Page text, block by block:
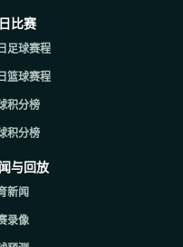
比赛
足球赛程
篮球赛程
积分榜
积分榜
与回放
新闻
录像